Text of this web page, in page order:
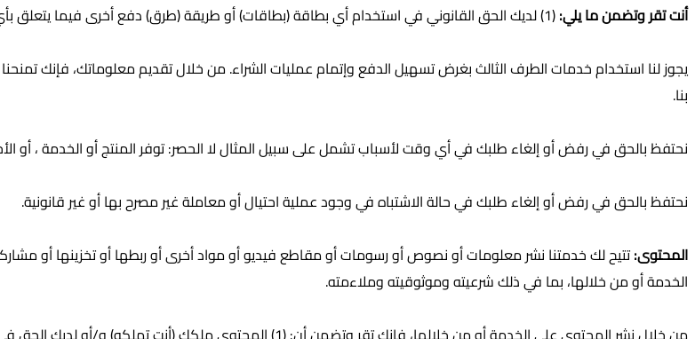
أنت تقر وتضمن ما يلي:(1) لديك الحق القانوني في استخدام أي بطاقة (بطاقات) أو طريقة (طرق) دفع أخرى فيما يتعلق بأي عملية شراء؛ وأن (2) المعلومات التي تزودنا بها صحيحة وصحيحة وكاملة.
يجوز لنا استخدام خدمات الطرف الثالث بغرض تسهيل الدفع وإتمام عمليات الشراء. من خلال تقديم معلوماتك، فإنك
بنا.
نحتفظ بالحق في رفض أو إلغاء طلبك في أي وقت لأسباب تشمل على سبيل المثال لا الحصر: توفر المنتج أو الخدمة ، أو
نحتفظ بالحق في رفض أو إلغاء طلبك في حالة الاشتباه في وجود عملية احتيال أو معاملة غير مصرح بها أو غير قانونية.
المحتوى:تتيح لك خدمتنا نشر معلومات أو نصوص أو رسومات أو مقاطع فيديو أو مواد أخرى أو ربطها أو تخزينها أو
الخدمة أو من خلالها، بما في ذلك شرعيته وموثوقيته وملاءمته.